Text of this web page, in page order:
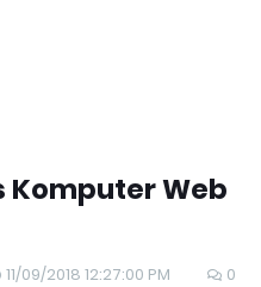
Komputer Web
11/09/2018 12:27:00 PM 0